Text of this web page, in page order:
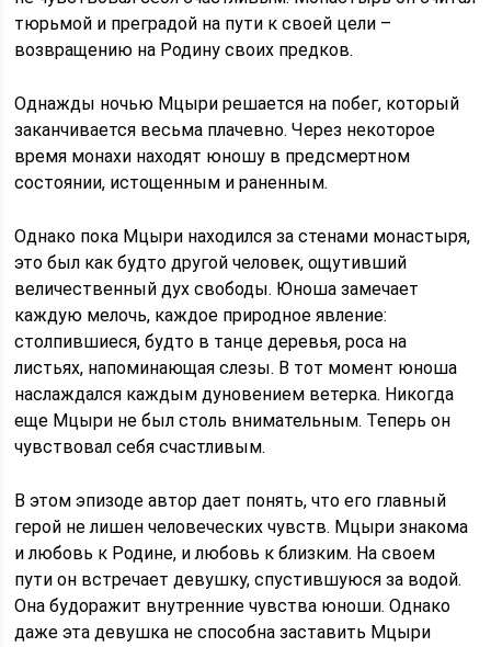
тюрьмой и преградой на пути к своей цели –
возвращению на Родину своих предков.
Однажды ночью Мцыри решается на побег, который
заканчивается весьма плачевно. Через некоторое
время монахи находят юношу в предсмертном
состоянии, истощенным и раненным.
Однако пока Мцыри находился за стенами монастыря,
это был как будто другой человек, ощутивший
величественный дух свободы. Юноша замечает
каждую мелочь, каждое природное явление:
столпившиеся, будто в танце деревья, роса на
листьях, напоминающая слезы. В тот момент юноша
наслаждался каждым дуновением ветерка. Никогда
еще Мцыри не был столь внимательным. Теперь он
чувствовал себя счастливым.
В этом эпизоде автор дает понять, что его главный
герой не лишен человеческих чувств. Мцыри знакома
и любовь к Родине, и любовь к близким. На своем
пути он встречает девушку, спустившуюся за водой.
Она будоражит внутренние чувства юноши. Однако
даже эта девушка не способна заставить Мцыри